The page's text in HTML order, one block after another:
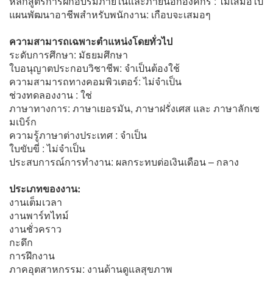
แผนพัฒนาอาชีพสำหรับพนักงาน: เกือบจะเสมอๆ
ความสามารถเฉพาะตำแหน่งโดยทั่วไป
ระดับการศึกษา: มัธยมศึกษา
ใบอนุญาตประกอบวิชาชีพ: จำเป็นต้องใช้
ความสามารถทางคอมพิวเตอร์: ไม่จำเป็น
ช่วงทดลองงาน : ใช่
ภาษาทางการ: ภาษาเยอรมัน, ภาษาฝรั่งเศส และ ภาษาลักเซ
มเบิร์ก
ความรู้ภาษาต่างประเทศ : จำเป็น
ใบขับขี่ : ไม่จำเป็น
ประสบการณ์การทำงาน: ผลกระทบต่อเงินเดือน – กลาง
ประเภทของงาน:
งานเต็มเวลา
งานพาร์ทไทม์
งานชั่วคราว
กะดึก
การฝึกงาน
ภาคอุตสาหกรรม: งานด้านดูแลสุขภาพ